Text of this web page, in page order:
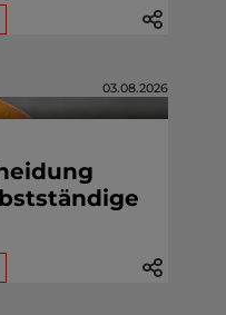
03.08.2026